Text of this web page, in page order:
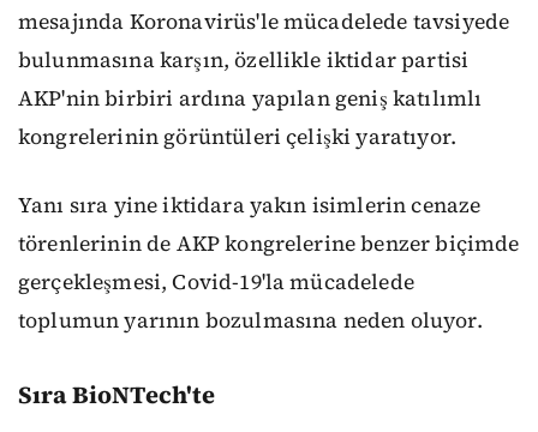
mesajında Koronavirüs'le mücadelede tavsiyede
bulunmasına karşın, özellikle iktidar partisi
AKP'nin birbiri ardına yapılan geniş katılımlı
kongrelerinin görüntüleri çelişki yaratıyor.
Yanı sıra yine iktidara yakın isimlerin cenaze
törenlerinin de AKP kongrelerine benzer biçimde
gerçekleşmesi, Covid-19'la mücadelede
toplumun yarının bozulmasına neden oluyor.
Sıra BioNTech'te